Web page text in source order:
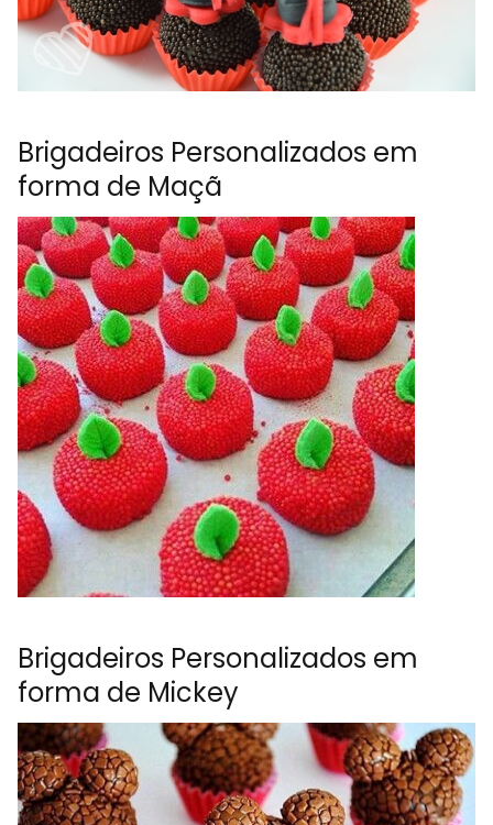
Brigadeiros Personalizados em
forma de Maçã
Brigadeiros Personalizados em
forma de Mickey